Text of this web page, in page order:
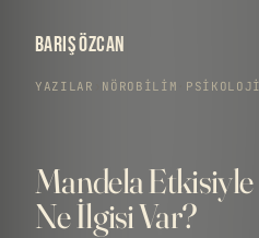
BARIŞ ÖZCAN
YAZILAR NÖROBILIM PSIKOLOJI
Mandela
Ne İlgisi Var?